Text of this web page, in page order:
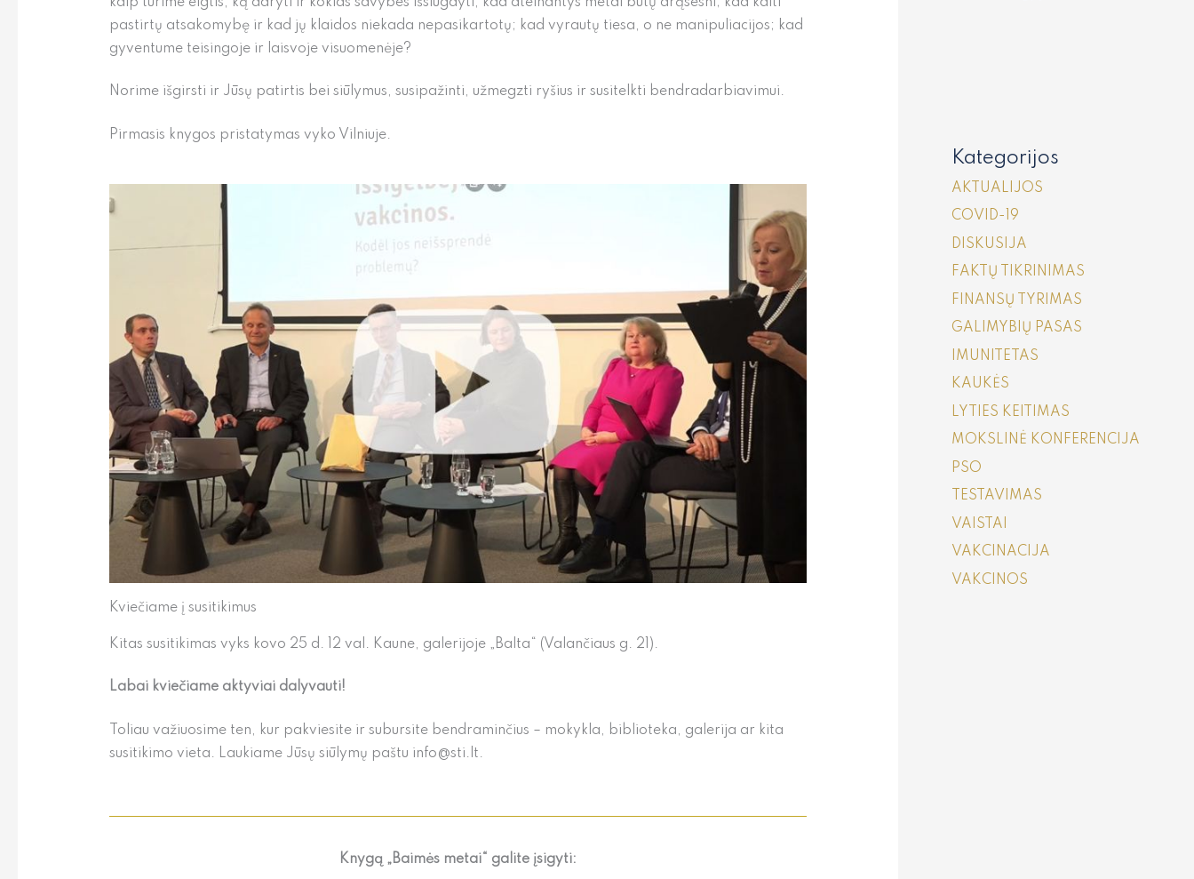
pastirtų atsakomybę ir kad jų klaidos niekada nepasikartotų; kad vyrautų tiesa, o ne manipuliacijos; kad
gyventume teisingoje ir laisvoje visuomenėje?
Norime išgirsti ir Jūsų patirtis bei siūlymus, susipažinti, užmegzti ryšius ir susitelkti bendradarbiavimui.
Pirmasis knygos pristatymas vyko Vilniuje.
Kviečiame į susitikimus
Kitas susitikimas vyks kovo 25 d. 12 val. Kaune, galerijoje „Balta“ (Valančiaus g. 21).
Labai kviečiame aktyviai dalyvauti!
Toliau važiuosime ten, kur pakviesite ir subursite bendraminčius – mokykla, biblioteka, galerija ar kita
susitikimo vieta. Laukiame Jūsų siūlymų paštu info@sti.lt.
Knygą „Baimės metai“ galite įsigyti:
Kategorijos
AKTUALIJOS
COVID-19
DISKUSIJA
FAKTŲ TIKRINIMAS
FINANSŲ TYRIMAS
GALIMYBIŲ PASAS
IMUNITETAS
KAUKĖS
LYTIES KEITIMAS
MOKSLINĖ KONFERENCIJA
PSO
TESTAVIMAS
VAISTAI
VAKCINACIJA
VAKCINOS